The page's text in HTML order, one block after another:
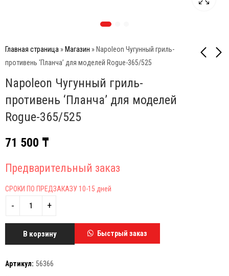
Главная страница » Магазин » Napoleon Чугунный гриль-
противень ‘Планча’ для моделей Rogue-365/525
Napoleon Чугунный гриль-
противень ‘Планча’ для моделей
Rogue-365/525
гриль-противень
'Планча' для моделей
решетка из чугуна
71 500 ₸
Предварительный заказ
СРОКИ ПО ПРЕДЗАКАЗУ 10-15 дней
В корзину Быстрый заказ
Артикул: 56366